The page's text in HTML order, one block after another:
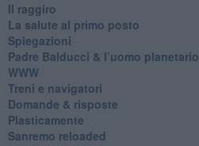
Il raggiro
​La salute al primo posto
Spiegazioni
Padre Balducci & l’uomo planetario
WWW
​Treni e navigatori
​Domande & risposte
​Plasticamente
Sanremo reloaded